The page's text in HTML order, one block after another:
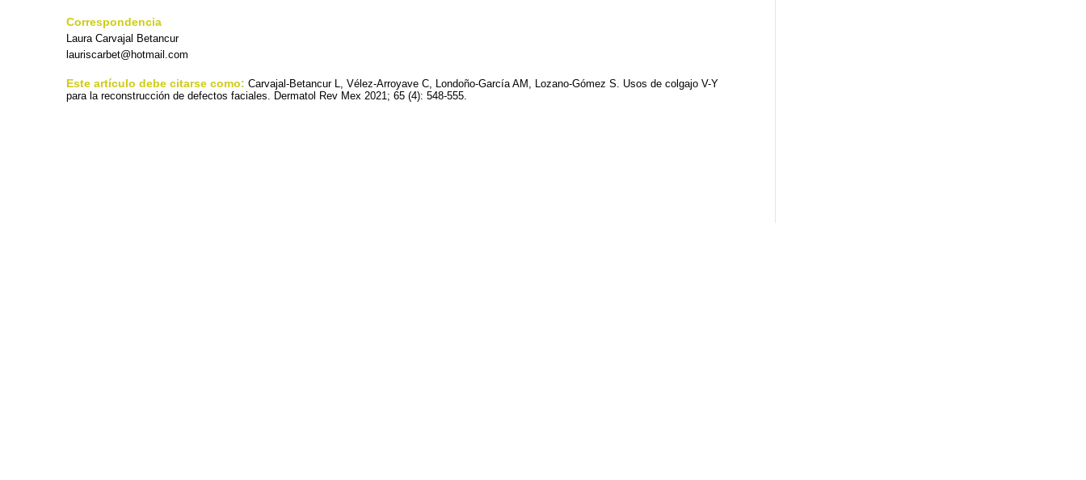
Correspondencia
Laura Carvajal Betancur
lauriscarbet@hotmail.com
Este artículo debe citarse como: Carvajal-Betancur L, Vélez-Arroyave C, Londoño-García AM, Lozano-Gómez S. Usos de colgajo V-Y
para la reconstrucción de defectos faciales. Dermatol Rev Mex 2021; 65 (4): 548-555.